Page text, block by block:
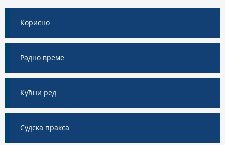
Корисно
Радно време
Кућни ред
Судска пракса